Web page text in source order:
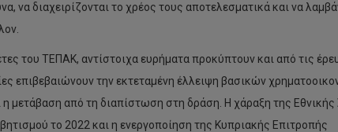
να διαχειρίζονται το χρέος τους αποτελεσματικά και να
του ΤΕΠΑΚ, αντίστοιχα ευρήματα προκύπτουν και από τις
επιβεβαιώνουν την εκτεταμένη έλλειψη βασικών
μετάβαση από τη διαπίστωση στη δράση. Η χάραξη της Εθνικής
το 2022 και η ενεργοποίηση της Κυπριακής Επιτροπής